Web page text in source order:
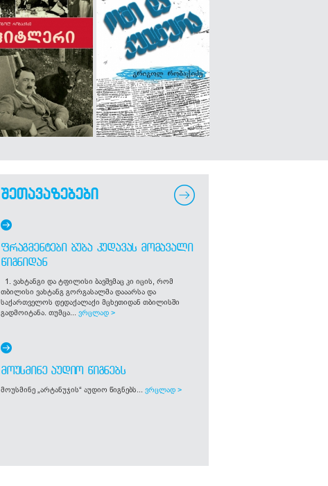
შეთავაზებები
ᲤᲠᲐᲒᲛᲔᲜᲢᲔᲑᲘ ᲑᲣᲑᲐ ᲙᲣᲓᲐᲕᲐᲡ ᲛᲝᲛᲐᲕᲐᲚᲘ
ᲬᲘᲒᲜᲘᲓᲐᲜ
1. ვახტანგი და ტფილისი ბავშვმაც კი იცის, რომ
თბილისი ვახტანგ გორგასალმა დააარსა და
საქართველოს დედაქალაქი მცხეთიდან თბილისში
გადმოიტანა. თუმცა... ვრცლად >
ᲛᲝᲣᲡᲛᲘᲜᲔ ᲐᲣᲓᲘᲝ ᲬᲘᲒᲜᲔᲑᲡ
მოუსმინე „არტანუჯის“ აუდიო წიგნებს... ვრცლად >